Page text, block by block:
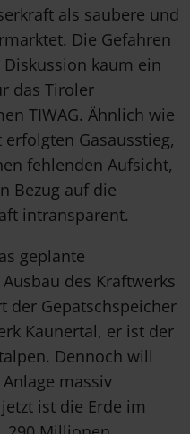
als saubere und
Die Gefahren
kaum ein
das Tiroler
TIWAG. Ähnlich wie
Gasausstieg,
fehlenden Aufsicht,
Bezug auf die
intransparent.
geplante
des Kraftwerks
der Gepatschspeicher
Kaunertal, er ist der
Dennoch will
massiv
ist die Erde im